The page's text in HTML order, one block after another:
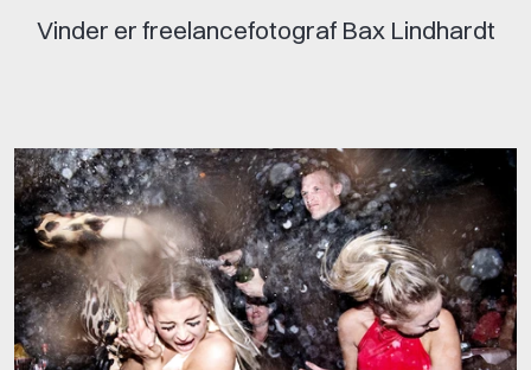
Vinder er freelancefotograf Bax Lindhardt